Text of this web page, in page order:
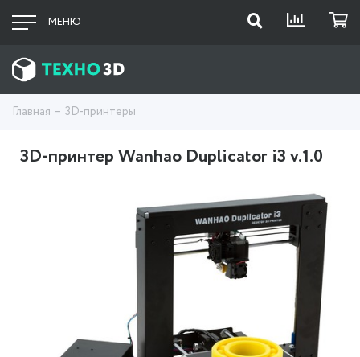
МЕНЮ
Главная 3D-принтеры
3D-принтер Wanhao Duplicator i3 v.1.0